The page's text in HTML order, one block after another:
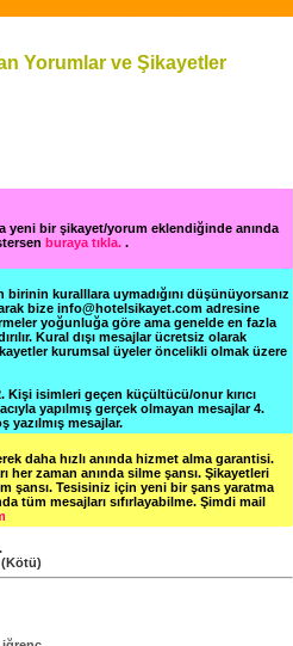
Yorumlar ve Şikayetler
yeni bir şikayet/yorum eklendiğinde anında
buraya tıkla. .
birinin kuralllara uymadığını düşünüyorsanız
bize info@hotelsikayet.com adresine
yoğunluğa göre ama genelde en fazla
Kural dışı mesajlar ücretsiz olarak
kurumsal üyeler öncelikli olmak üzere
Kişi isimleri geçen küçültücü/onur kırıcı
yapılmış gerçek olmayan mesajlar 4.
yazılmış mesajlar.
daha hızlı anında hizmet alma garantisi.
her zaman anında silme şansı. Şikayetleri
şansı. Tesisiniz için yeni bir şans yaratma
tüm mesajları sıfırlayabilme. Şimdi mail
.
(Kötü)